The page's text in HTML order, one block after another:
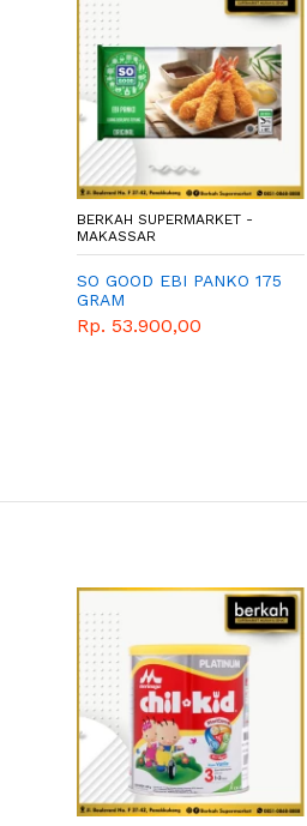
BERKAH SUPERMARKET -
MAKASSAR
SO GOOD EBI PANKO 175
GRAM
Rp. 53.900,00